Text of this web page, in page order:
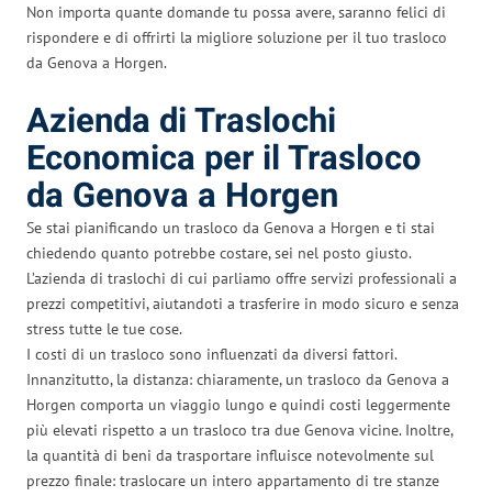
Non importa quante domande tu possa avere, saranno felici di
rispondere e di offrirti la migliore soluzione per il tuo trasloco
da Genova a Horgen.
Azienda di Traslochi
Economica per il Trasloco
da Genova a Horgen
Se stai pianificando un trasloco da Genova a Horgen e ti stai
chiedendo quanto potrebbe costare, sei nel posto giusto.
L’azienda di traslochi di cui parliamo offre servizi professionali a
prezzi competitivi, aiutandoti a trasferire in modo sicuro e senza
stress tutte le tue cose.
I costi di un trasloco sono influenzati da diversi fattori.
Innanzitutto, la distanza: chiaramente, un trasloco da Genova a
Horgen comporta un viaggio lungo e quindi costi leggermente
più elevati rispetto a un trasloco tra due Genova vicine. Inoltre,
la quantità di beni da trasportare influisce notevolmente sul
prezzo finale: traslocare un intero appartamento di tre stanze